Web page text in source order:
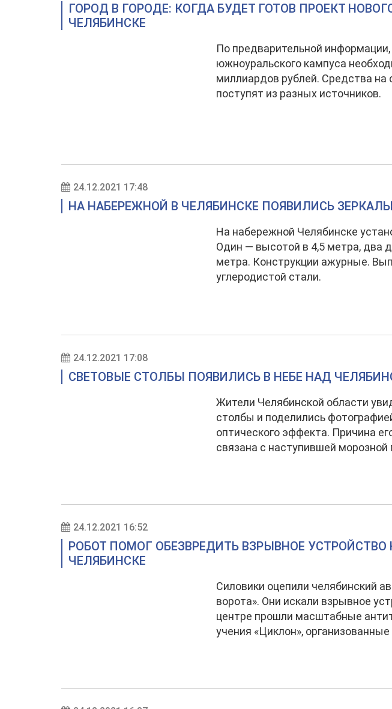
ГОРОД В ГОРОДЕ: КОГДА БУДЕТ ГОТОВ ПРОЕКТ
ЧЕЛЯБИНСКЕ
По предварительной
южноуральского кампуса
миллиардов рублей. Средства на
поступят из разных источников.
24.12.2021 17:48
НА НАБЕРЕЖНОЙ В ЧЕЛЯБИНСКЕ ПОЯВИЛИСЬ
На набережной Челябинске
Один — высотой в 4,5 метра, два
метра. Конструкции ажурные.
углеродистой стали.
24.12.2021 17:08
СВЕТОВЫЕ СТОЛБЫ ПОЯВИЛИСЬ В НЕБЕ НАД
Жители Челябинской области
столбы и поделились
оптического эффекта. Причина
связана с наступившей морозной
24.12.2021 16:52
РОБОТ ПОМОГ ОБЕЗВРЕДИТЬ ВЗРЫВНОЕ УСТРОЙСТВО
ЧЕЛЯБИНСКЕ
Силовики оцепили челябинский
ворота». Они искали взрывное
центре прошли масштабные
учения «Циклон»,